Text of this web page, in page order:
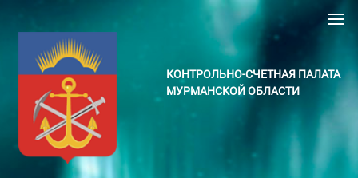
КОНТРОЛЬНО-СЧЕТНАЯ ПАЛАТА
МУРМАНСКОЙ ОБЛАСТИ